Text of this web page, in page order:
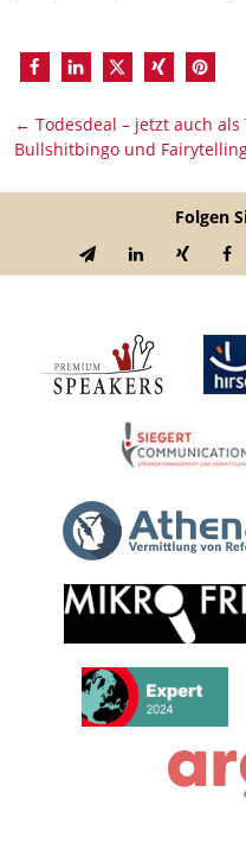
← Todesdeal – jetzt auch als
Bullshitbingo und
Folgen